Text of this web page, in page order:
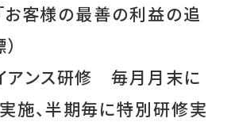
お客様の最善の利益の追
アンス研修 毎月月末に
施、半期毎に特別研修実